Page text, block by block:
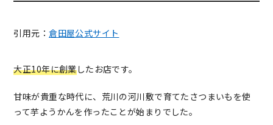
引用元：倉田屋公式サイト
大正10年に創業したお店です。
甘味が貴重な時代に、荒川の河川敷で育てたさつまいもを使
って芋ようかんを作ったことが始まりでした。